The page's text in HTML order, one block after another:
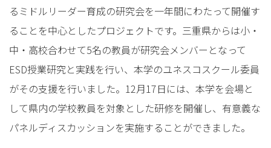
るミドルリーダー育成の研究会を一年間にわたって開催す
ることを中心としたプロジェクトです。三重県からは小・
中・高校合わせて5名の教員が研究会メンバーとなって
ESD授業研究と実践を行い、本学のユネスコスクール委員
がその支援を行いました。12月17日には、本学を会場と
して県内の学校教員を対象とした研修を開催し、有意義な
パネルディスカッションを実施することができました。